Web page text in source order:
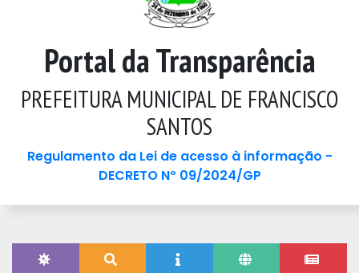
Portal da Transparência
PREFEITURA MUNICIPAL DE FRANCISCO
SANTOS
Regulamento da Lei de acesso à informação -
DECRETO Nº 09/2024/GP